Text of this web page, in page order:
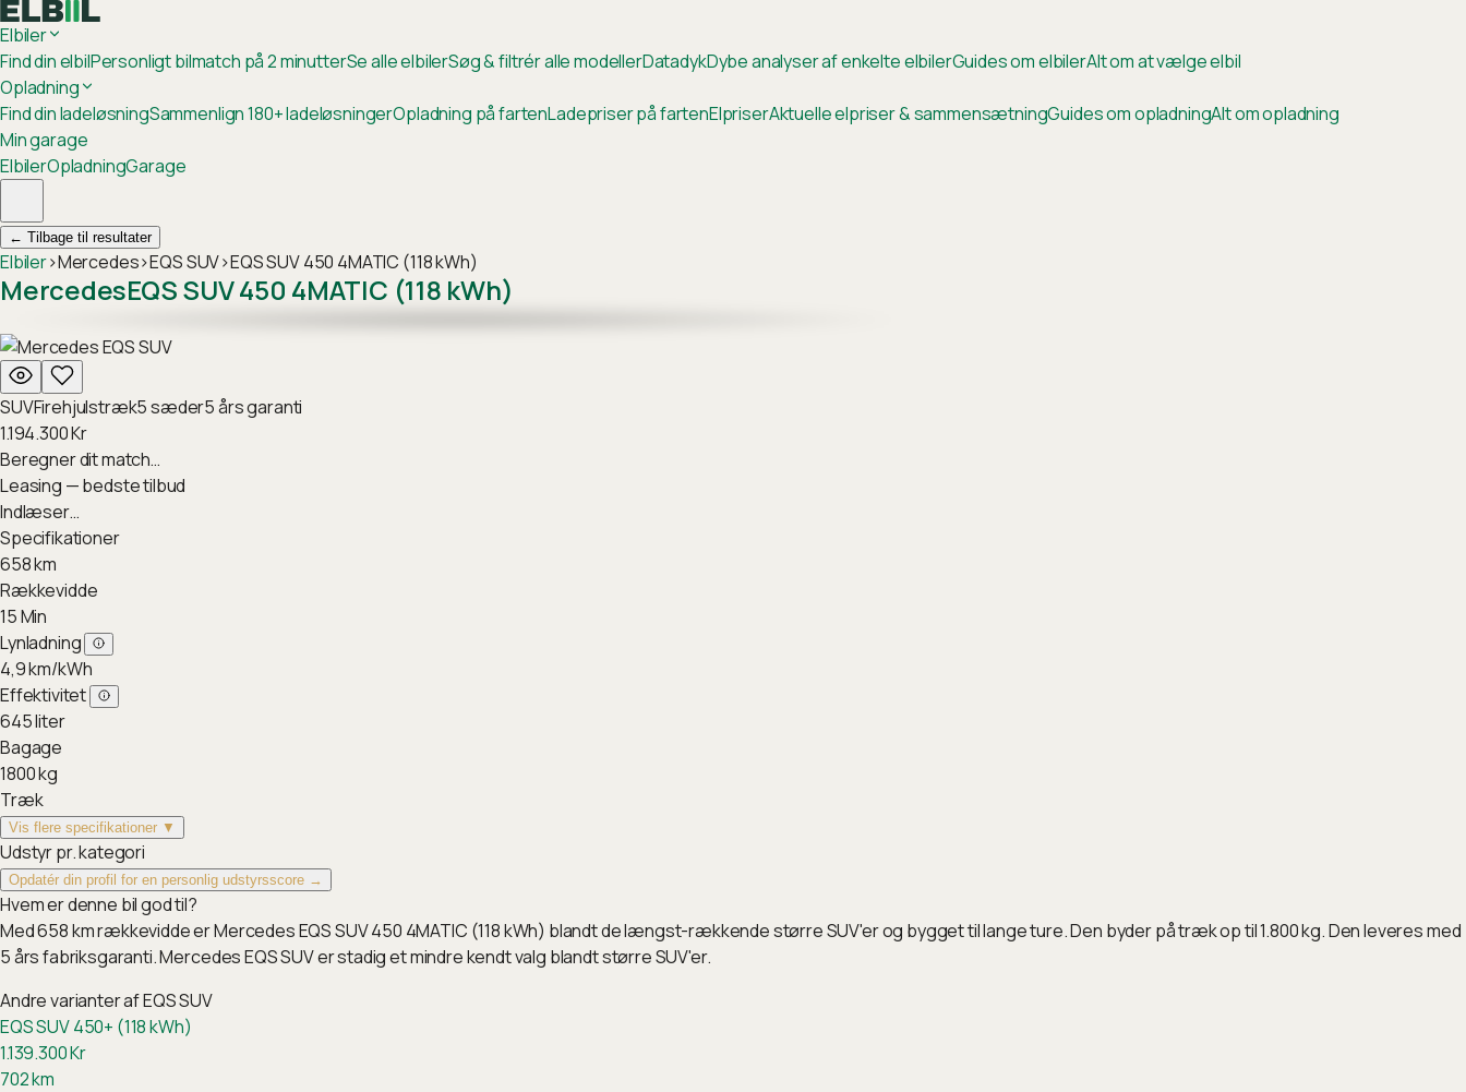
Elbiler
Find din elbilPersonligt bilmatch på 2 minutterSe alle elbilerSøg & filtrér alle modellerDatadykDybe analyser af enkelte elbilerGuides om elbilerAlt om at vælge elbil
Opladning
Find din ladeløsningSammenlign 180+ ladeløsningerOpladning på fartenLadepriser på fartenElpriserAktuelle elpriser & sammensætningGuides om opladningAlt om opladning
Min garage
ElbilerOpladningGarage
← Tilbage til resultater
Elbiler›Mercedes›EQS SUV›EQS SUV 450 4MATIC (118 kWh)
MercedesEQS SUV 450 4MATIC (118 kWh)
SUVFirehjulstræk5sæder5års garanti
1.194.300Kr
Beregner dit match…
Leasing — bedste tilbud
Indlæser…
Specifikationer
658km
Rækkevidde
15Min
Lynladning
4,9km/kWh
Effektivitet
645liter
Bagage
1800kg
Træk
Vis flere specifikationer ▼
Udstyr pr. kategori
Opdatér din profil for en personlig udstyrsscore →
Hvem er denne bil god til?
Med 658 km rækkevidde er Mercedes EQS SUV 450 4MATIC (118 kWh) blandt de længst-rækkende større SUV'er og bygget til lange ture. Den byder på træk op til 1.800 kg. Den leveres med
5 års fabriksgaranti. Mercedes EQS SUV er stadig et mindre kendt valg blandt større SUV'er.
Andre varianter afEQS SUV
EQS SUV 450+ (118 kWh)
1.139.300Kr
702km